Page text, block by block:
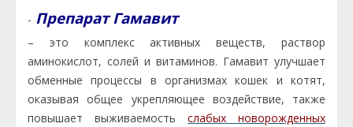
- Препарат Гамавит
– это комплекс активных веществ, раствор
аминокислот, солей и витаминов. Гамавит улучшает
обменные процессы в организмах кошек и котят,
оказывая общее укрепляющее воздействие, также
повышает выживаемость слабых новорожденных